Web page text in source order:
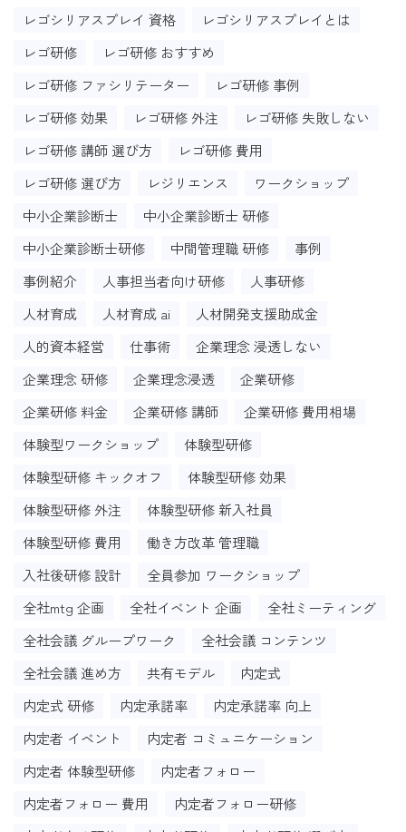
レゴシリアスプレイ 資格
レゴシリアスプレイとは
レゴ研修
レゴ研修 おすすめ
レゴ研修 ファシリテーター
レゴ研修 事例
レゴ研修 効果
レゴ研修 外注
レゴ研修 失敗しない
レゴ研修 講師 選び方
レゴ研修 費用
レゴ研修 選び方
レジリエンス
ワークショップ
中小企業診断士
中小企業診断士 研修
中小企業診断士研修
中間管理職 研修
事例
事例紹介
人事担当者向け研修
人事研修
人材育成
人材育成 ai
人材開発支援助成金
人的資本経営
仕事術
企業理念 浸透しない
企業理念 研修
企業理念浸透
企業研修
企業研修 料金
企業研修 講師
企業研修 費用相場
体験型ワークショップ
体験型研修
体験型研修 キックオフ
体験型研修 効果
体験型研修 外注
体験型研修 新入社員
体験型研修 費用
働き方改革 管理職
入社後研修 設計
全員参加 ワークショップ
全社mtg 企画
全社イベント 企画
全社ミーティング
全社会議 グループワーク
全社会議 コンテンツ
全社会議 進め方
共有モデル
内定式
内定式 研修
内定承諾率
内定承諾率 向上
内定者 イベント
内定者 コミュニケーション
内定者 体験型研修
内定者フォロー
内定者フォロー 費用
内定者フォロー研修